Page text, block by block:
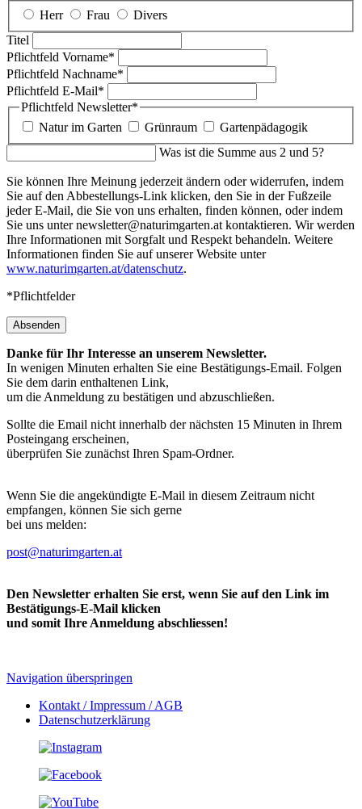
Herr Frau
Divers
Titel
Pflichtfeld Vorname*
Pflichtfeld Nachname*
Pflichtfeld E-Mail*
Pflichtfeld Newsletter*
Natur im Garten
Grünraum
Gartenpädagogik
Was ist die Summe aus 2 und 5?
Sie können Ihre Meinung jederzeit ändern oder widerrufen, indem
Sie auf den Abbestellungs-Link klicken, den Sie in der Fußzeile
jeder E-Mail, die Sie von uns erhalten, finden können, oder indem
Sie uns unter newsletter@naturimgarten.at kontaktieren. Wir werden
Ihre Informationen mit Sorgfalt und Respekt behandeln. Weitere
Informationen finden Sie auf unserer Website unter
www.naturimgarten.at/datenschutz.
*Pflichtfelder
Absenden
Danke für Ihr Interesse an unserem Newsletter.
In wenigen Minuten erhalten Sie eine Bestätigungs-Email. Folgen
Sie dem darin enthaltenen Link,
um die Anmeldung zu bestätigen und abzuschließen.
Sollte die Email nicht innerhalb der nächsten 15 Minuten in Ihrem
Posteingang erscheinen,
überprüfen Sie zunächst Ihren Spam-Ordner.
Wenn Sie die angekündigte E-Mail in diesem Zeitraum nicht
empfangen, können Sie sich gerne
bei uns melden:
post@naturimgarten.at
Den Newsletter erhalten Sie erst, wenn Sie auf den Link im
Bestätigungs-E-Mail klicken
und somit Ihre Anmeldung abschliessen!
Navigation überspringen
Kontakt / Impressum / AGB
Datenschutzerklärung